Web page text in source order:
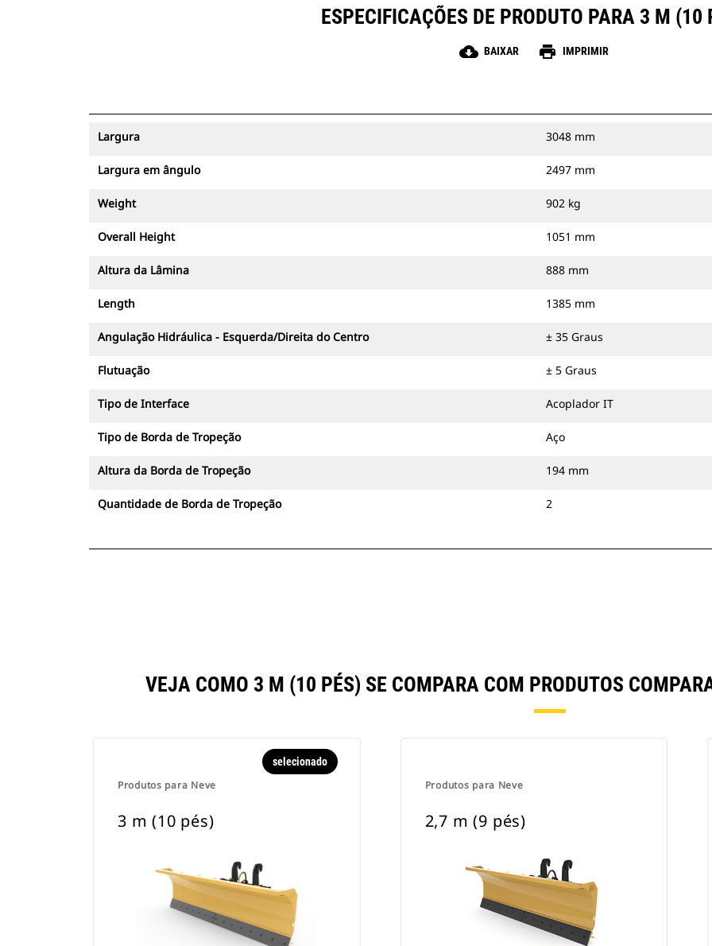
ESPECIFICAÇÕES DE PRODUTO PARA 3 M (10
cloud_download BAIXAR print IMPRIMIR
Largura 3048 mm
Largura em ângulo 2497 mm
Weight 902 kg
Overall Height 1051 mm
Altura da Lâmina 888 mm
Length 1385 mm
Angulação Hidráulica - Esquerda/Direita do Centro ± 35 Graus
Flutuação ± 5 Graus
Tipo de Interface Acoplador IT
Tipo de Borda de Tropeção Aço
Altura da Borda de Tropeção 194 mm
Quantidade de Borda de Tropeção 2
VEJA COMO 3 M (10 PÉS) SE COMPARA COM PRODUTOS
Produtos para Neve
selecionado
3 m (10 pés)
Produtos para Neve
2,7 m (9 pés)